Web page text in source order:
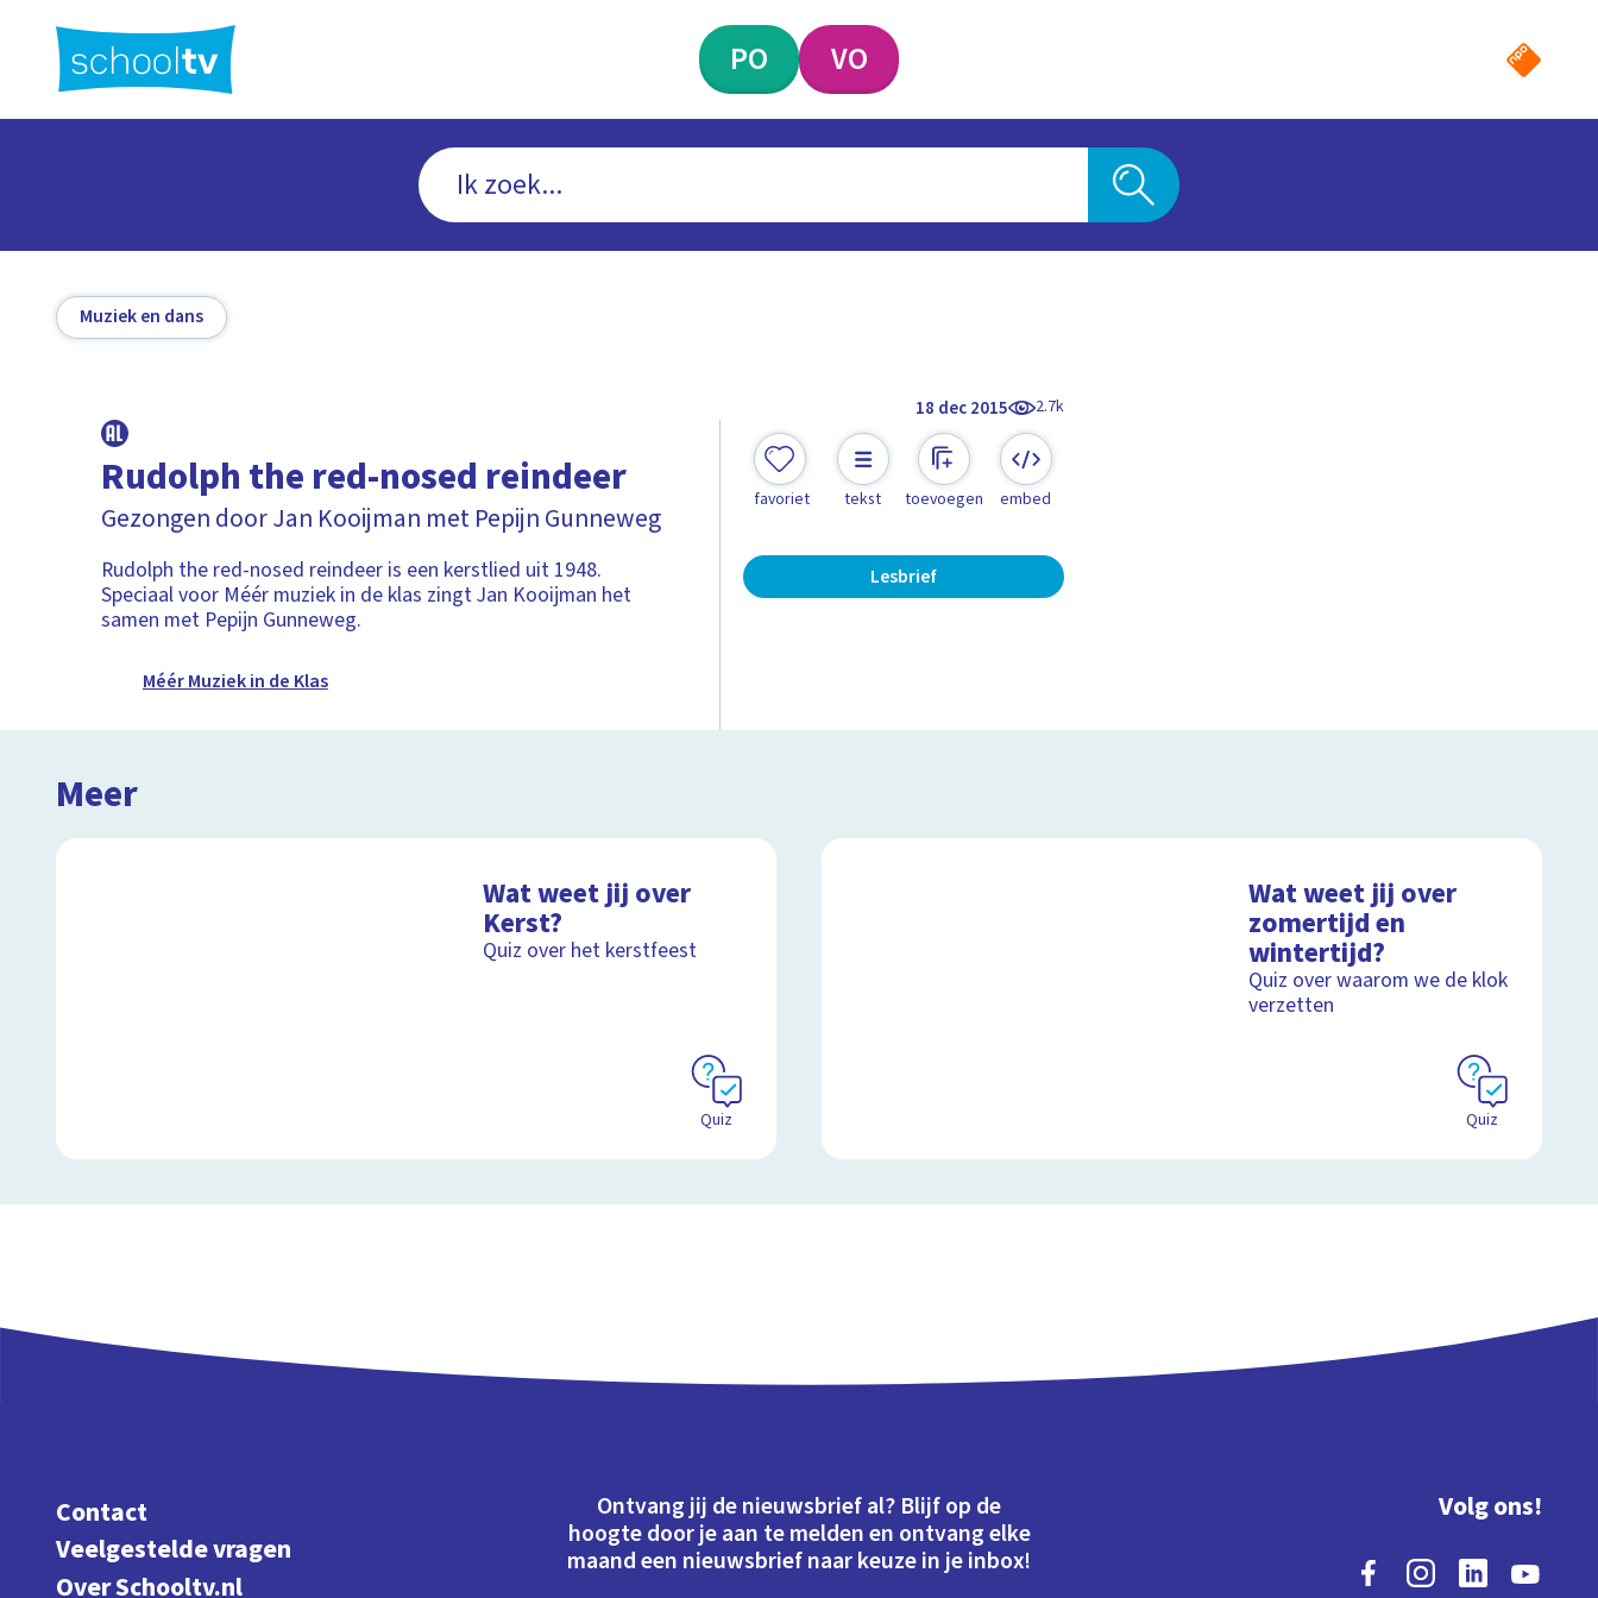
hoofdinhoud
PO VO
Muziek en dans
18 dec 2015 2.7k
Rudolph the red-nosed reindeer
Gezongen door Jan Kooijman met Pepijn Gunneweg
Rudolph the red-nosed reindeer is een kerstlied uit 1948.
Speciaal voor Méér muziek in de klas zingt Jan Kooijman het
samen met Pepijn Gunneweg.
Méér Muziek in de Klas
favoriet tekst toevoegen embed
Lesbrief
Meer
Wat weet jij over
Kerst?
Quiz over het kerstfeest
Quiz
Wat weet jij over
zomertijd en
wintertijd?
Quiz over waarom we de klok
verzetten
Quiz
Contact
Veelgestelde vragen
Over Schooltv.nl
Ontvang jij de nieuwsbrief al? Blijf op de
hoogte door je aan te melden en ontvang elke
maand een nieuwsbrief naar keuze in je inbox!
Volg ons!